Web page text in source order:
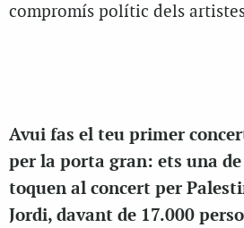
compromís polític dels
Avui fas el teu primer
per la porta gran: ets una
toquen al concert per
Jordi, davant de 17.000